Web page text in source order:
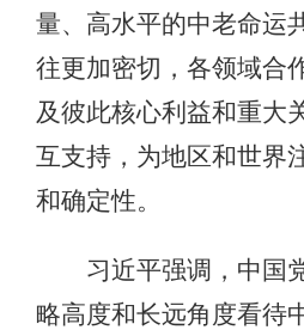
量、高水平的中老命运
往更加密切，各领域合
及彼此核心利益和重大
互支持，为地区和世界
和确定性。
习近平强调，中国
略高度和长远角度看待